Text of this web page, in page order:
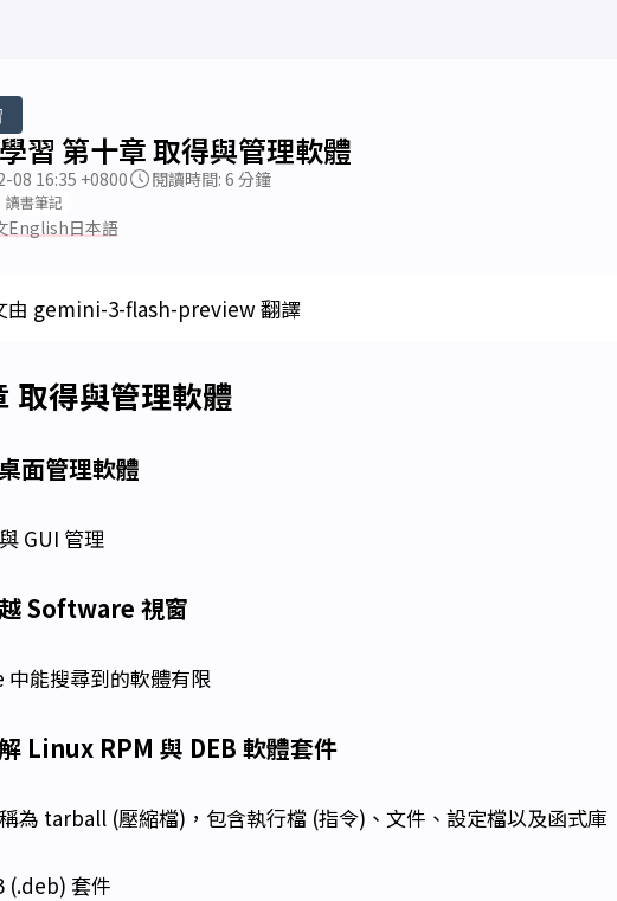
習 第十章 取得與管理軟體
08 16:35 +0800 閱讀時間: 6 分鐘
讀書筆記
English日本語
由 gemini-3-flash-preview 翻譯
取得與管理軟體
面管理軟體
GUI 管理
Software 視窗
能搜尋到的軟體有限
Linux RPM 與 DEB 軟體套件
為 tarball (壓縮檔)，包含執行檔 (指令)、文件、設定檔以及函式庫
(.deb) 套件